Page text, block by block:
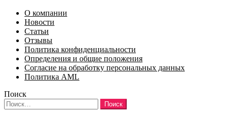
О компании
Новости
Статьи
Отзывы
Политика конфиденциальности
Определения и общие положения
Согласие на обработку персональных данных
Политика AML
Поиск
Найти: